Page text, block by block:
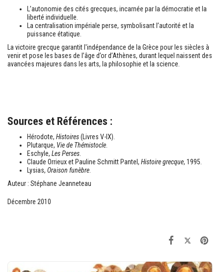
L’autonomie des cités grecques, incarnée par la démocratie et la
liberté individuelle.
La centralisation impériale perse, symbolisant l’autorité et la
puissance étatique.
La victoire grecque garantit l'indépendance de la Grèce pour les siècles à
venir et pose les bases de l’âge d’or d’Athènes, durant lequel naissent des
avancées majeures dans les arts, la philosophie et la science.
Sources et Références :
Hérodote, Histoires(Livres V-IX).
Plutarque, Vie de Thémistocle.
Eschyle, Les Perses.
Claude Orrieux et Pauline Schmitt Pantel, Histoire grecque, 1995.
Lysias, Oraison funèbre.
Auteur : Stéphane Jeanneteau
Décembre 2010